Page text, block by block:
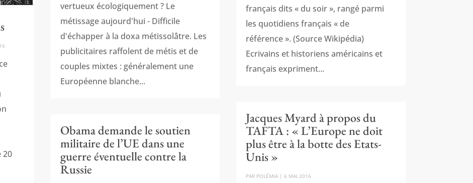
20
vertueux écologiquement ? Le
métissage aujourd'hui - Difficile
d'échapper à la doxa métissolâtre. Les
publicitaires raffolent de métis et de
couples mixtes : généralement une
Européenne blanche...
Obama demande le soutien
militaire de l’UE dans une
guerre éventuelle contre la
Russie
français dits « du soir », rangé parmi
les quotidiens français « de
référence ». (Source Wikipédia)
Ecrivains et historiens américains et
français expriment...
Jacques Myard à propos du
TAFTA : « L’Europe ne doit
plus être à la botte des Etats-
Unis »
PAR POLÉMIA| 6 MAI 2016